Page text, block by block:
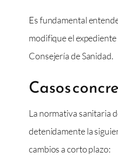
Es fundamental
modifique el
Consejería de Sanidad.
Casos
La normativa sanitaria
detenidamente la
cambios a corto plazo: